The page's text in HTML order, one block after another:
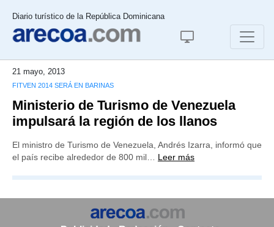
Diario turístico de la República Dominicana
21 mayo, 2013
FITVEN 2014 SERÁ EN BARINAS
Ministerio de Turismo de Venezuela
impulsará la región de los llanos
El ministro de Turismo de Venezuela, Andrés Izarra, informó que
el país recibe alrededor de 800 mil… Leer más